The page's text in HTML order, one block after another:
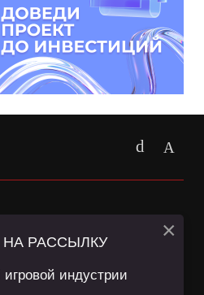
и сервис «Яндекс
и
РАССЫЛКУ
индустрии
×